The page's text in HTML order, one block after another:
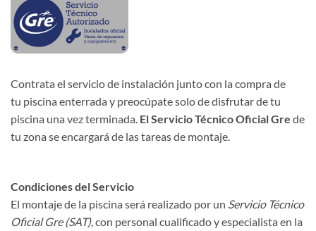
Contrata el servicio de instalación junto con la compra de
tu piscina enterrada y preocúpate solo de disfrutar de tu
piscina una vez terminada. El Servicio Técnico Oficial Gre de
tu zona se encargará de las tareas de montaje.
Condiciones del Servicio
El montaje de la piscina será realizado por un Servicio Técnico
Oficial Gre (SAT), con personal cualificado y especialista en la